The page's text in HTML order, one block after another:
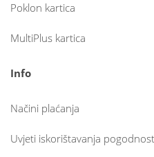
Poklon kartica
MultiPlus kartica
Info
Načini plaćanja
Uvjeti iskorištavanja